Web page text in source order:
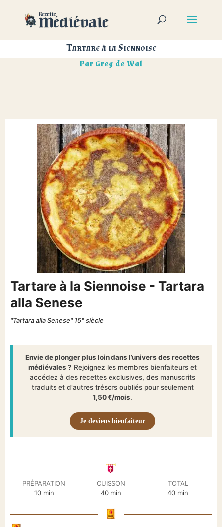
Tartare à la Siennoise
Par Greg de Wal
Tartare à la Siennoise - Tartara
alla Senese
"Tartara alla Senese" 15° siècle
Envie de plonger plus loin dans l’univers des recettes
médiévales ? Rejoignez les membres bienfaiteurs et
accédez à des recettes exclusives, des manuscrits
traduits et d'autres trésors oubliés pour seulement
1,50 €/mois.
Je deviens bienfaiteur
PRÉPARATION
10minutes
min
CUISSON
40minutes
min
TOTAL
40minutes
min